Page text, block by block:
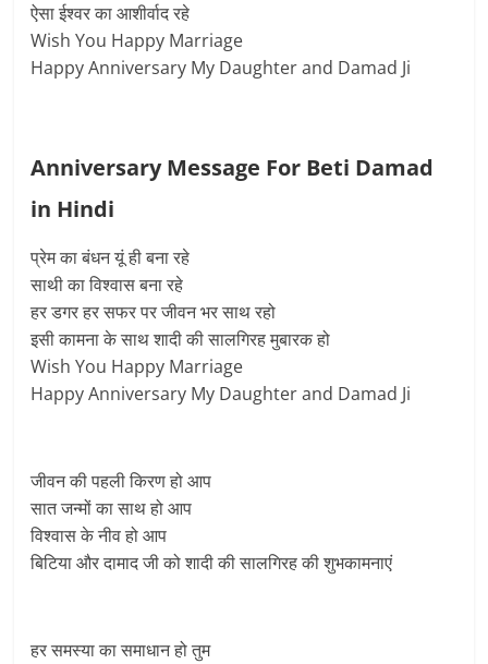
ऐसा ईश्वर का आशीर्वाद रहे
Wish You Happy Marriage
Happy Anniversary My Daughter and Damad Ji
Anniversary Message For Beti Damad
in Hindi
प्रेम का बंधन यूं ही बना रहे
साथी का विश्वास बना रहे
हर डगर हर सफर पर जीवन भर साथ रहो
इसी कामना के साथ शादी की सालगिरह मुबारक हो
Wish You Happy Marriage
Happy Anniversary My Daughter and Damad Ji
जीवन की पहली किरण हो आप
सात जन्मों का साथ हो आप
विश्वास के नीव हो आप
बिटिया और दामाद जी को शादी की सालगिरह की शुभकामनाएं
हर समस्या का समाधान हो तुम